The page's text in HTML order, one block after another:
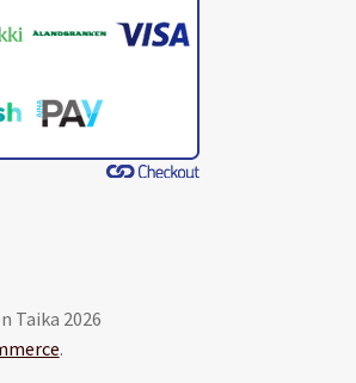
Taika 2026
.